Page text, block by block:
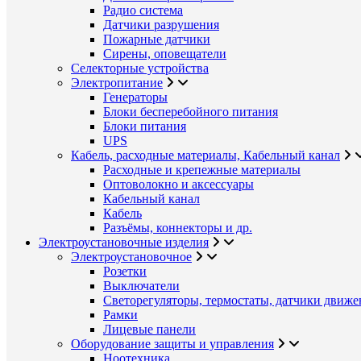
Радио система
Датчики разрушения
Пожарные датчики
Сирены, оповещатели
Селекторные устройства
Электропитание
Генераторы
Блоки бесперебойного питания
Блоки питания
UPS
Кабель, расходные материалы, Кабельный канал
Расходные и крепежные материалы
Оптоволокно и аксессуары
Кабельный канал
Кабель
Разъёмы, коннекторы и др.
Электроустановочные изделия
Электроустановочное
Розетки
Выключатели
Светорегуляторы, термостаты, датчики
Рамки
Лицевые панели
Оборудование защиты и управления
Ноотехника